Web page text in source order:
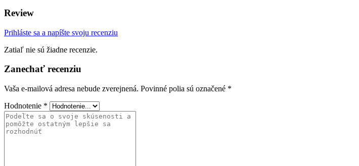
Review
Prihláste sa a napíšte svoju recenziu
Zatiaľ nie sú žiadne recenzie.
Zanechať recenziu
Vaša e-mailová adresa nebude zverejnená. Povinné polia sú označené *
Hodnotenie *